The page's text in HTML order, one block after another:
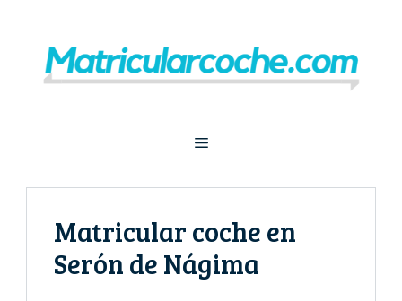
contenido
Menú
Matricular coche en
Serón de Nágima